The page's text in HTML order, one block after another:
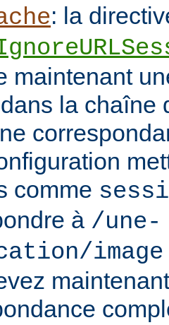
: la
maintenant
la chaîne
comme
à /une-